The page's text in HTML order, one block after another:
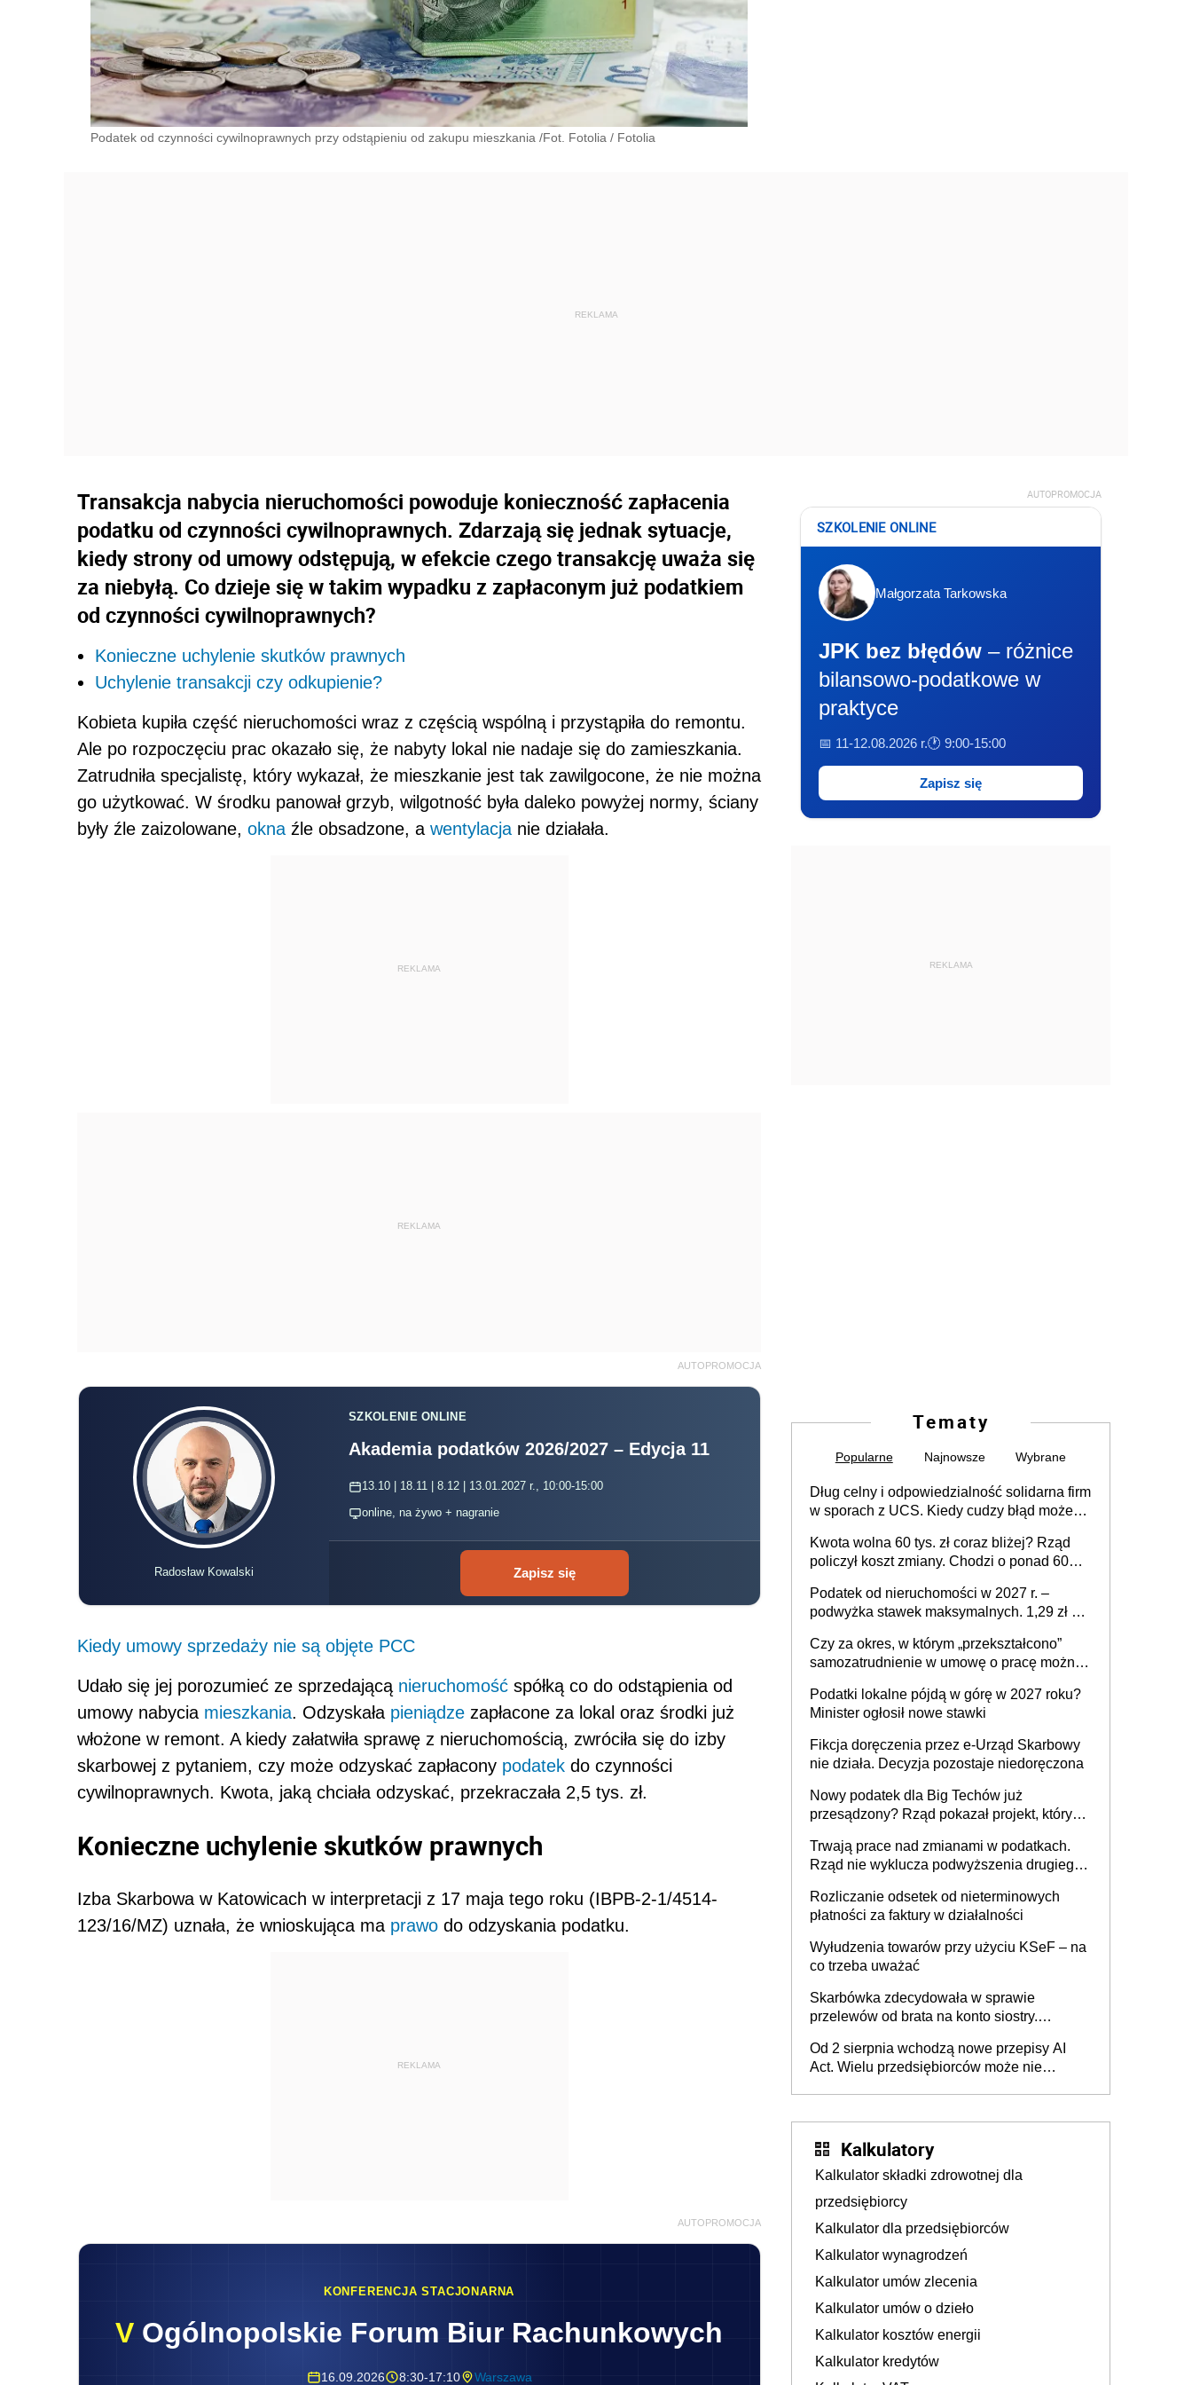
Podatek od czynności cywilnoprawnych przy odstąpieniu od zakupu mieszkania /Fot. Fotolia / Fotolia
Transakcja nabycia nieruchomości powoduje konieczność zapłacenia
podatku od czynności cywilnoprawnych. Zdarzają się jednak sytuacje,
kiedy strony od umowy odstępują, w efekcie czego transakcję uważa się
za niebyłą. Co dzieje się w takim wypadku z zapłaconym już podatkiem
od czynności cywilnoprawnych?
Konieczne uchylenie skutków prawnych
Uchylenie transakcji czy odkupienie?
Kobieta kupiła część nieruchomości wraz z częścią wspólną i przystąpiła do remontu.
Ale po rozpoczęciu prac okazało się, że nabyty lokal nie nadaje się do zamieszkania.
Zatrudniła specjalistę, który wykazał, że mieszkanie jest tak zawilgocone, że nie można
go użytkować. W środku panował grzyb, wilgotność była daleko powyżej normy, ściany
były źle zaizolowane, oknaźle obsadzone, a wentylacjanie działała.
REKLAMA
REKLAMA
AUTOPROMOCJA
Radosław Kowalski
SZKOLENIE ONLINE
Akademia podatków 2026/2027 – Edycja 11
13.10 | 18.11 | 8.12 | 13.01.2027 r., 10:00-15:00
online, na żywo + nagranie
Zapisz się
Kiedy umowy sprzedaży nie są objęte PCC
Udało się jej porozumieć ze sprzedającą nieruchomość spółką co do odstąpienia od
umowy nabycia mieszkania. Odzyskała pieniądze zapłacone za lokal oraz środki już
włożone w remont. A kiedy załatwiła sprawę z nieruchomością, zwróciła się do izby
skarbowej z pytaniem, czy może odzyskać zapłacony podatek do czynności
cywilnoprawnych. Kwota, jaką chciała odzyskać, przekraczała 2,5 tys. zł.
Konieczne uchylenie skutków prawnych
Izba Skarbowa w Katowicach w interpretacji z 17 maja tego roku (IBPB-2-1/4514-
123/16/MZ) uznała, że wnioskująca ma prawo do odzyskania podatku.
REKLAMA
AUTOPROMOCJA
KONFERENCJA STACJONARNA
V Ogólnopolskie Forum Biur Rachunkowych
16.09.2026 8:30-17:10 Warszawa
AUTOPROMOCJA
SZKOLENIE ONLINE
Małgorzata Tarkowska
JPK bez błędów – różnice
bilansowo-podatkowe w
praktyce
📅 11-12.08.2026 r.🕐 9:00-15:00
Zapisz się
REKLAMA
Tematy
Popularne Najnowsze Wybrane
Dług celny i odpowiedzialność solidarna firm
w sporach z UCS. Kiedy cudzy błąd może
Kwota wolna 60 tys. zł coraz bliżej? Rząd
policzył koszt zmiany. Chodzi o ponad 60
Podatek od nieruchomości w 2027 r. –
podwyżka stawek maksymalnych. 1,29 zł za
budynków i lokali związanych z
prowadzeniem działalności gospodarczej
Czy za okres, w którym „przekształcono”
samozatrudnienie w umowę o pracę można
umowy cywilnoprawnej jedynym
racjonalnym wyjściem
Podatki lokalne pójdą w górę w 2027 roku?
Minister ogłosił nowe stawki
Fikcja doręczenia przez e-Urząd Skarbowy
nie działa. Decyzja pozostaje niedoręczona
Nowy podatek dla Big Techów już
przesądzony? Rząd pokazał projekt, który
Trwają prace nad zmianami w podatkach.
Rząd nie wyklucza podwyższenia drugiego
Rozliczanie odsetek od nieterminowych
płatności za faktury w działalności
Wyłudzenia towarów przy użyciu KSeF – na
co trzeba uważać
Skarbówka zdecydowała w sprawie
przelewów od brata na konto siostry.
darowizna, ale podatku jednak nie będzie
Od 2 sierpnia wchodzą nowe przepisy AI
Act. Wielu przedsiębiorców może nie
Kalkulatory
Kalkulator składki zdrowotnej dla
przedsiębiorcy
Kalkulator dla przedsiębiorców
Kalkulator wynagrodzeń
Kalkulator umów zlecenia
Kalkulator umów o dzieło
Kalkulator kosztów energii
Kalkulator kredytów